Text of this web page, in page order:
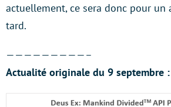
actuellement, ce sera donc pour un
tard.
—————————–
Actualité originale du 9 septembre :